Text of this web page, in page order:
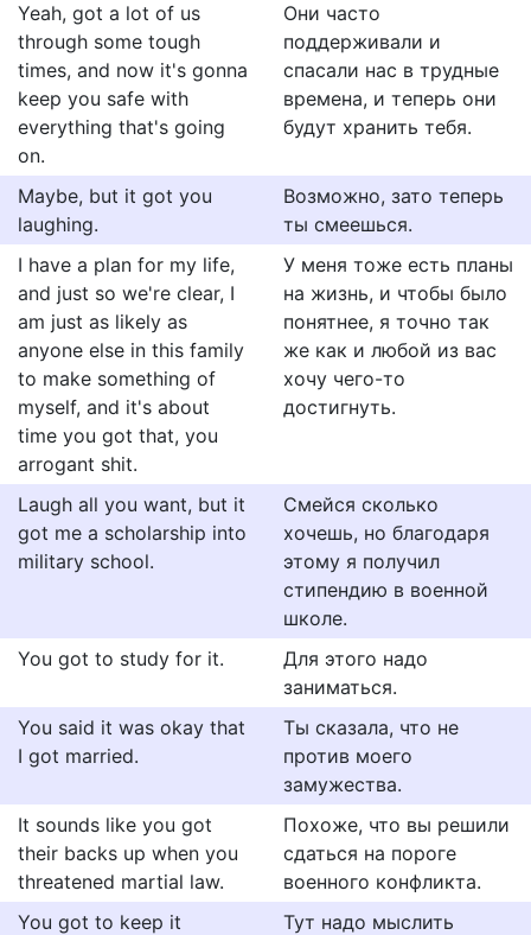
Yeah, got a lot of us
through some tough
times, and now it's gonna
keep you safe with
everything that's going
on.
Они часто
поддерживали и
спасали нас в трудные
времена, и теперь они
будут хранить тебя.
Maybe, but it got you
laughing.
Возможно, зато теперь
ты смеешься.
I have a plan for my life,
and just so we're clear, I
am just as likely as
anyone else in this family
to make something of
myself, and it's about
time you got that, you
arrogant shit.
У меня тоже есть планы
на жизнь, и чтобы было
понятнее, я точно так
же как и любой из вас
хочу чего-то
достигнуть.
Laugh all you want, but it
got me a scholarship into
military school.
Смейся сколько
хочешь, но благодаря
этому я получил
стипендию в военной
школе.
You got to study for it.
Для этого надо
заниматься.
You said it was okay that
I got married.
Ты сказала, что не
против моего
замужества.
It sounds like you got
their backs up when you
threatened martial law.
Похоже, что вы решили
сдаться на пороге
военного конфликта.
You got to keep it
Тут надо мыслить